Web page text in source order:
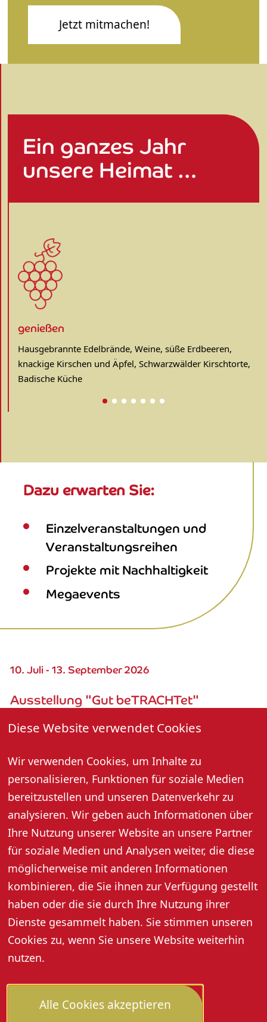
Diese Website verwendet Cookies
Wir verwenden Cookies, um Inhalte zu
personalisieren, Funktionen für soziale Medien
bereitzustellen und unseren Datenverkehr zu
analysieren. Wir geben auch Informationen über
Ihre Nutzung unserer Website an unsere Partner
für soziale Medien und Analysen weiter, die diese
möglicherweise mit anderen Informationen
kombinieren, die Sie ihnen zur Verfügung gestellt
haben oder die sie durch Ihre Nutzung ihrer
Dienste gesammelt haben. Sie stimmen unseren
Cookies zu, wenn Sie unsere Website weiterhin
nutzen.
Alle Cookies akzeptieren
Jetzt mitmachen!
Ein ganzes Jahr
unsere Heimat …
genießen
Hausgebrannte Edelbrände, Weine, süße Erdbeeren,
knackige Kirschen und Äpfel, Schwarzwälder Kirschtorte,
Badische Küche
Dazu erwarten Sie:
Einzelveranstaltungen und
Veranstaltungsreihen
Projekte mit Nachhaltigkeit
Megaevents
10. Juli - 13. September 2026
Ausstellung "Gut beTRACHTet"
Präsentation der Trachtenvielfalt im